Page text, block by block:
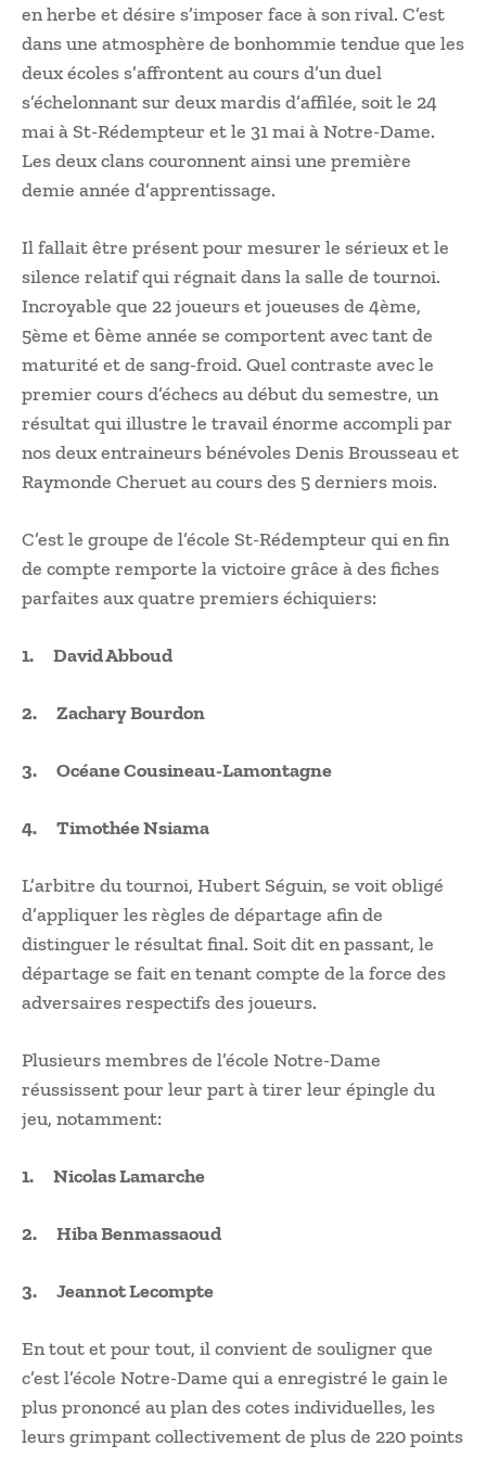
en herbe et désire s’imposer face à son rival. C’est
dans une atmosphère de bonhommie tendue que les
deux écoles s’affrontent au cours d’un duel
s’échelonnant sur deux mardis d’affilée, soit le 24
mai à St-Rédempteur et le 31 mai à Notre-Dame.
Les deux clans couronnent ainsi une première
demie année d’apprentissage.
Il fallait être présent pour mesurer le sérieux et le
silence relatif qui régnait dans la salle de tournoi.
Incroyable que 22 joueurs et joueuses de 4ème,
5ème et 6ème année se comportent avec tant de
maturité et de sang-froid. Quel contraste avec le
premier cours d’échecs au début du semestre, un
résultat qui illustre le travail énorme accompli par
nos deux entraineurs bénévoles Denis Brousseau et
Raymonde Cheruet au cours des 5 derniers mois.
C’est le groupe de l’école St-Rédempteur qui en fin
de compte remporte la victoire grâce à des fiches
parfaites aux quatre premiers échiquiers:
1. David Abboud
2. Zachary Bourdon
3. Océane Cousineau-Lamontagne
4. Timothée Nsiama
L’arbitre du tournoi, Hubert Séguin, se voit obligé
d’appliquer les règles de départage afin de
distinguer le résultat final. Soit dit en passant, le
départage se fait en tenant compte de la force des
adversaires respectifs des joueurs.
Plusieurs membres de l’école Notre-Dame
réussissent pour leur part à tirer leur épingle du
jeu, notamment:
1. Nicolas Lamarche
2. Hiba Benmassaoud
3. Jeannot Lecompte
En tout et pour tout, il convient de souligner que
c’est l’école Notre-Dame qui a enregistré le gain le
plus prononcé au plan des cotes individuelles, les
leurs grimpant collectivement de plus de 220 points